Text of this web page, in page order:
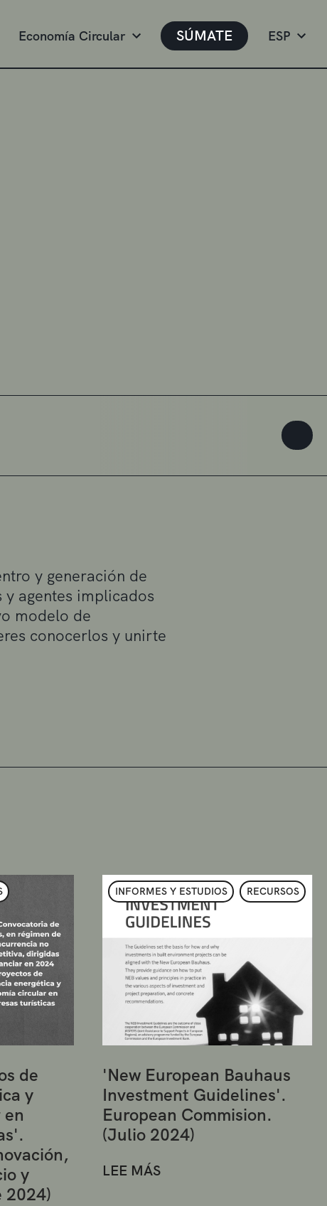
Economía Circular SÚMATE ESP
y generación de
agentes implicados
modelo de
conocerlos y unirte
de
y
y
2024)
INFORMES Y ESTUDIOS RECURSOS
'New European Bauhaus
Investment Guidelines'.
European Commision.
(Julio 2024)
LEE MÁS